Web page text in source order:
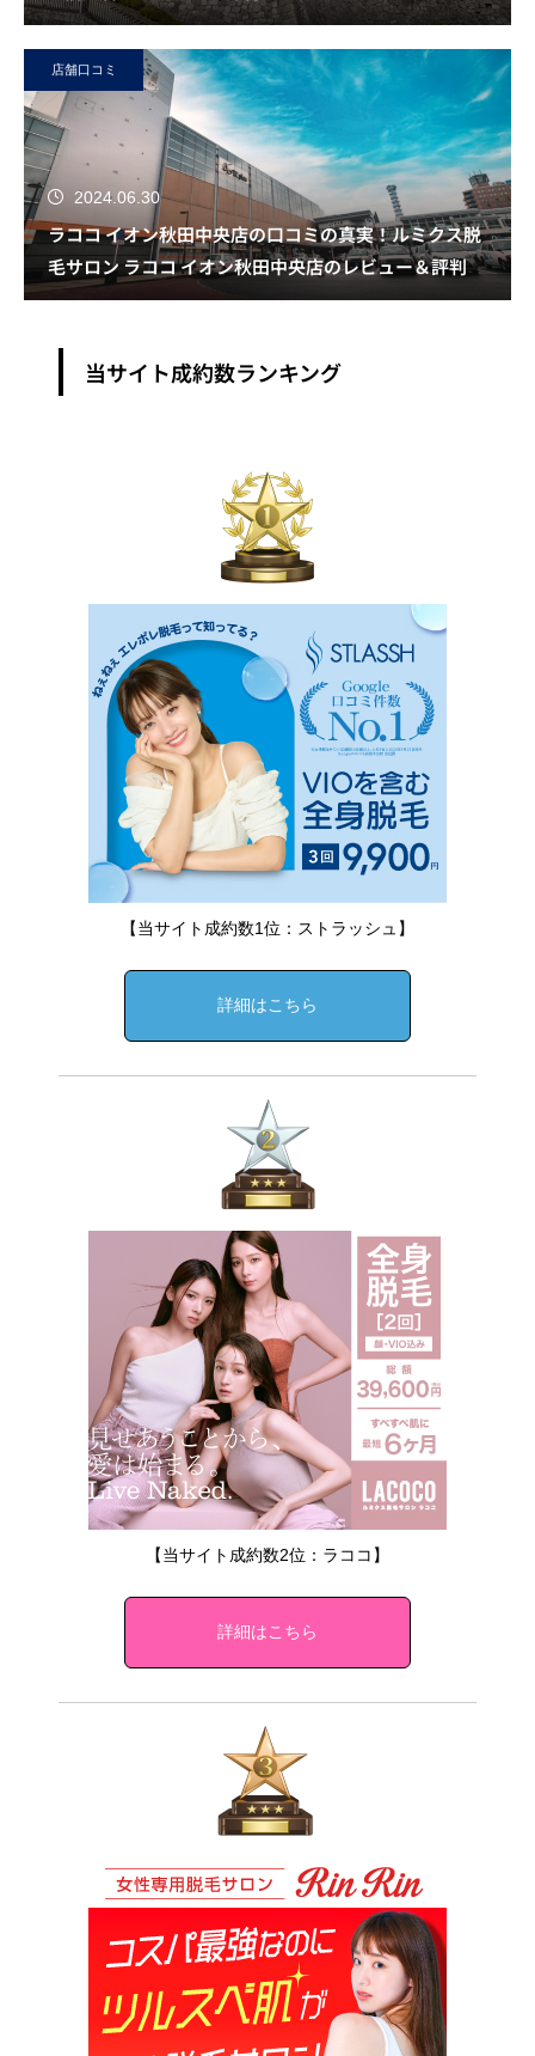
店舗口コミ
2024.06.30
ラココ イオン秋田中央店の口コミの真実！ルミクス脱
毛サロン ラココ イオン秋田中央店のレビュー＆評判
当サイト成約数ランキング
【当サイト成約数1位：ストラッシュ】
詳細はこちら
【当サイト成約数2位：ラココ】
詳細はこちら